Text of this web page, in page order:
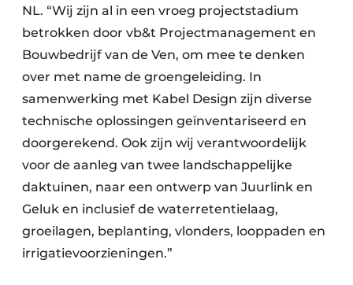
NL. “Wij zijn al in een vroeg projectstadium
betrokken door vb&t Projectmanagement en
Bouwbedrijf van de Ven, om mee te denken
over met name de groengeleiding. In
samenwerking met Kabel Design zijn diverse
technische oplossingen geïnventariseerd en
doorgerekend. Ook zijn wij verantwoordelijk
voor de aanleg van twee landschappelijke
daktuinen, naar een ontwerp van Juurlink en
Geluk en inclusief de waterretentielaag,
groeilagen, beplanting, vlonders, looppaden en
irrigatievoorzieningen.”